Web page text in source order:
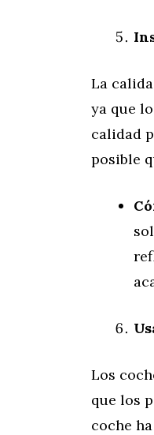
La
ya que
calidad
posible
Los
que los
coche